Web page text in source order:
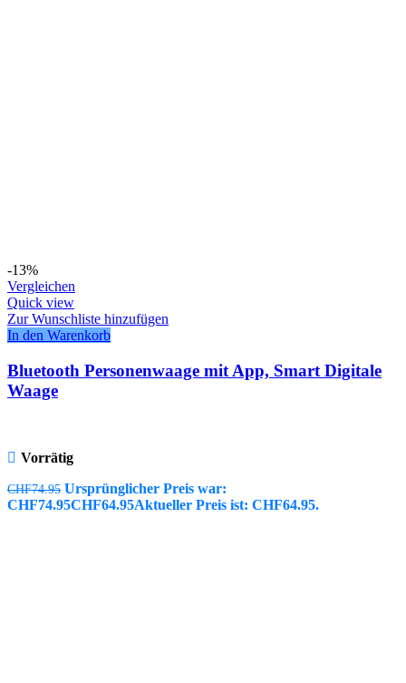
-13%
Vergleichen
Quick view
Zur Wunschliste hinzufügen
In den Warenkorb
Bluetooth Personenwaage mit App, Smart Digitale
Waage
Vorrätig
CHF74.95 Ursprünglicher Preis war:
CHF74.95CHF64.95Aktueller Preis ist: CHF64.95.